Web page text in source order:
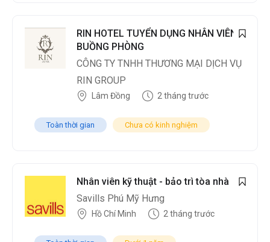
RIN HOTEL TUYỂN DỤNG NHÂN VIÊN
BUỒNG PHÒNG
CÔNG TY TNHH THƯƠNG MẠI DỊCH VỤ
RIN GROUP
Lâm Đồng 2 tháng trước
Toàn thời gian Chưa có kinh nghiệm
Nhân viên kỹ thuật - bảo trì tòa nhà
Savills Phú Mỹ Hưng
Hồ Chí Minh 2 tháng trước